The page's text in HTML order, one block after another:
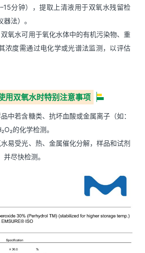
分钟），提取上清液用于双氧水残留检
法）‌。
双氧水可用于氧化水体中的有机污染物、重
浓度需通过电化学或光谱法监测，以评估
用双氧水时特别注意事项
中若含糖类、抗坏血酸或金属离子（如：
的化学检测‌。
易受光、热、金属催化分解，样品和试剂
尽快检测‌。